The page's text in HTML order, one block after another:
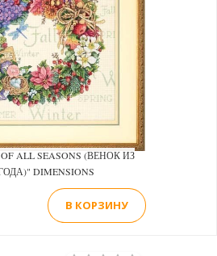
OF ALL SEASONS (ВЕНОК ИЗ
DIMENSIONS
В КОРЗИНУ